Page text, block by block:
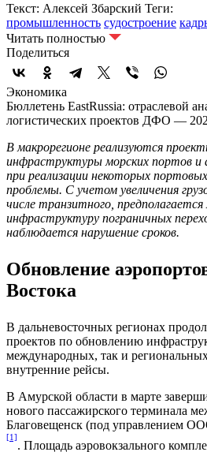
Текст: Алексей Збарский Теги:
промышленность судостроение
Читать полностью
Поделиться
Экономика
Бюллетень EastRussia: отраслевой
логистических проектов ДФО —
В макрорегионе реализуются
инфраструктуры морских портов
при реализации некоторых
проблемы. С учетом увеличения
числе транзитного,
инфраструктуру пограничных
наблюдается нарушение сроков.
Обновление
Востока
В дальневосточных регионах
проектов по обновлению
международных, так и
внутренние рейсы.
В Амурской области в марте
нового пассажирского терминала
Благовещенск (под управлением
[1]
. Площадь аэровокзального